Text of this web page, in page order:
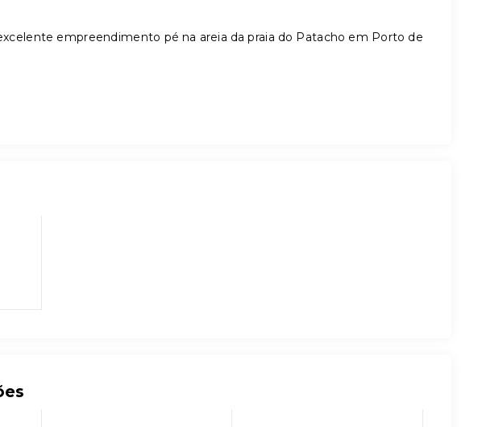
empreendimento pé na areia da praia do Patacho em Porto de